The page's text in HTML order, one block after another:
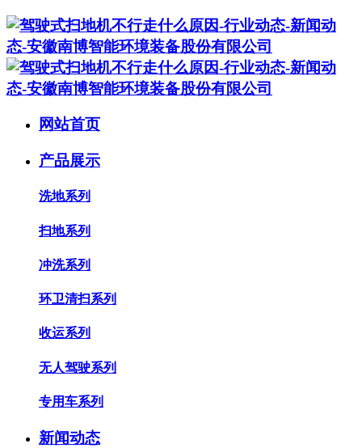
网站首页
产品展示
洗地系列
扫地系列
冲洗系列
环卫清扫系列
收运系列
无人驾驶系列
专用车系列
新闻动态